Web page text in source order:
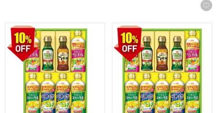
日清オイリオ オリーブオイル＆バラエティオイルギフト【
日清オイリオ オリーブオイ